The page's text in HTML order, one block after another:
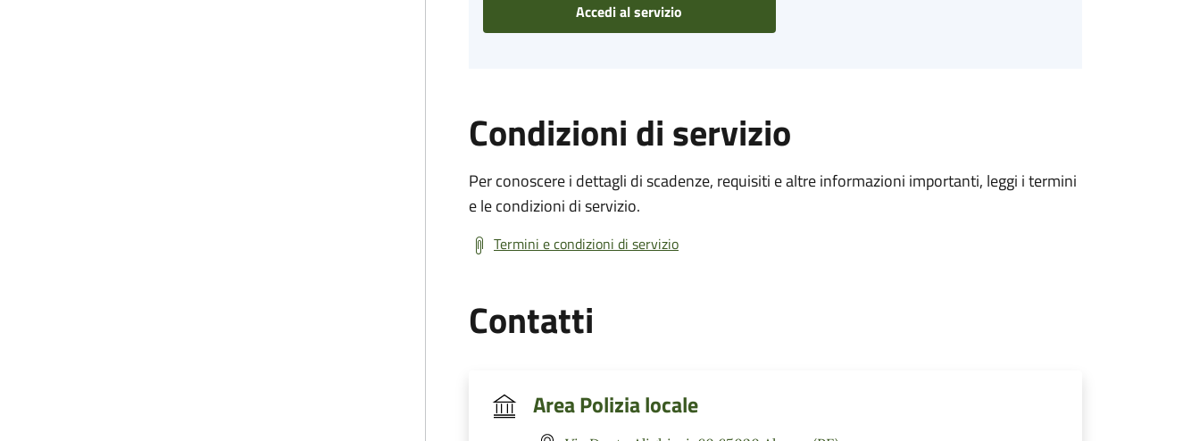
Accedi al servizio
Condizioni di servizio
Per conoscere i dettagli di scadenze, requisiti e altre informazioni importanti, leggi i termini
e le condizioni di servizio.
Termini e condizioni di servizio
Contatti
Area Polizia locale